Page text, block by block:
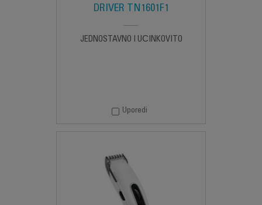
DRIVER TN1601F1
JEDNOSTAVNO I UČINKOVITO
Uporedi